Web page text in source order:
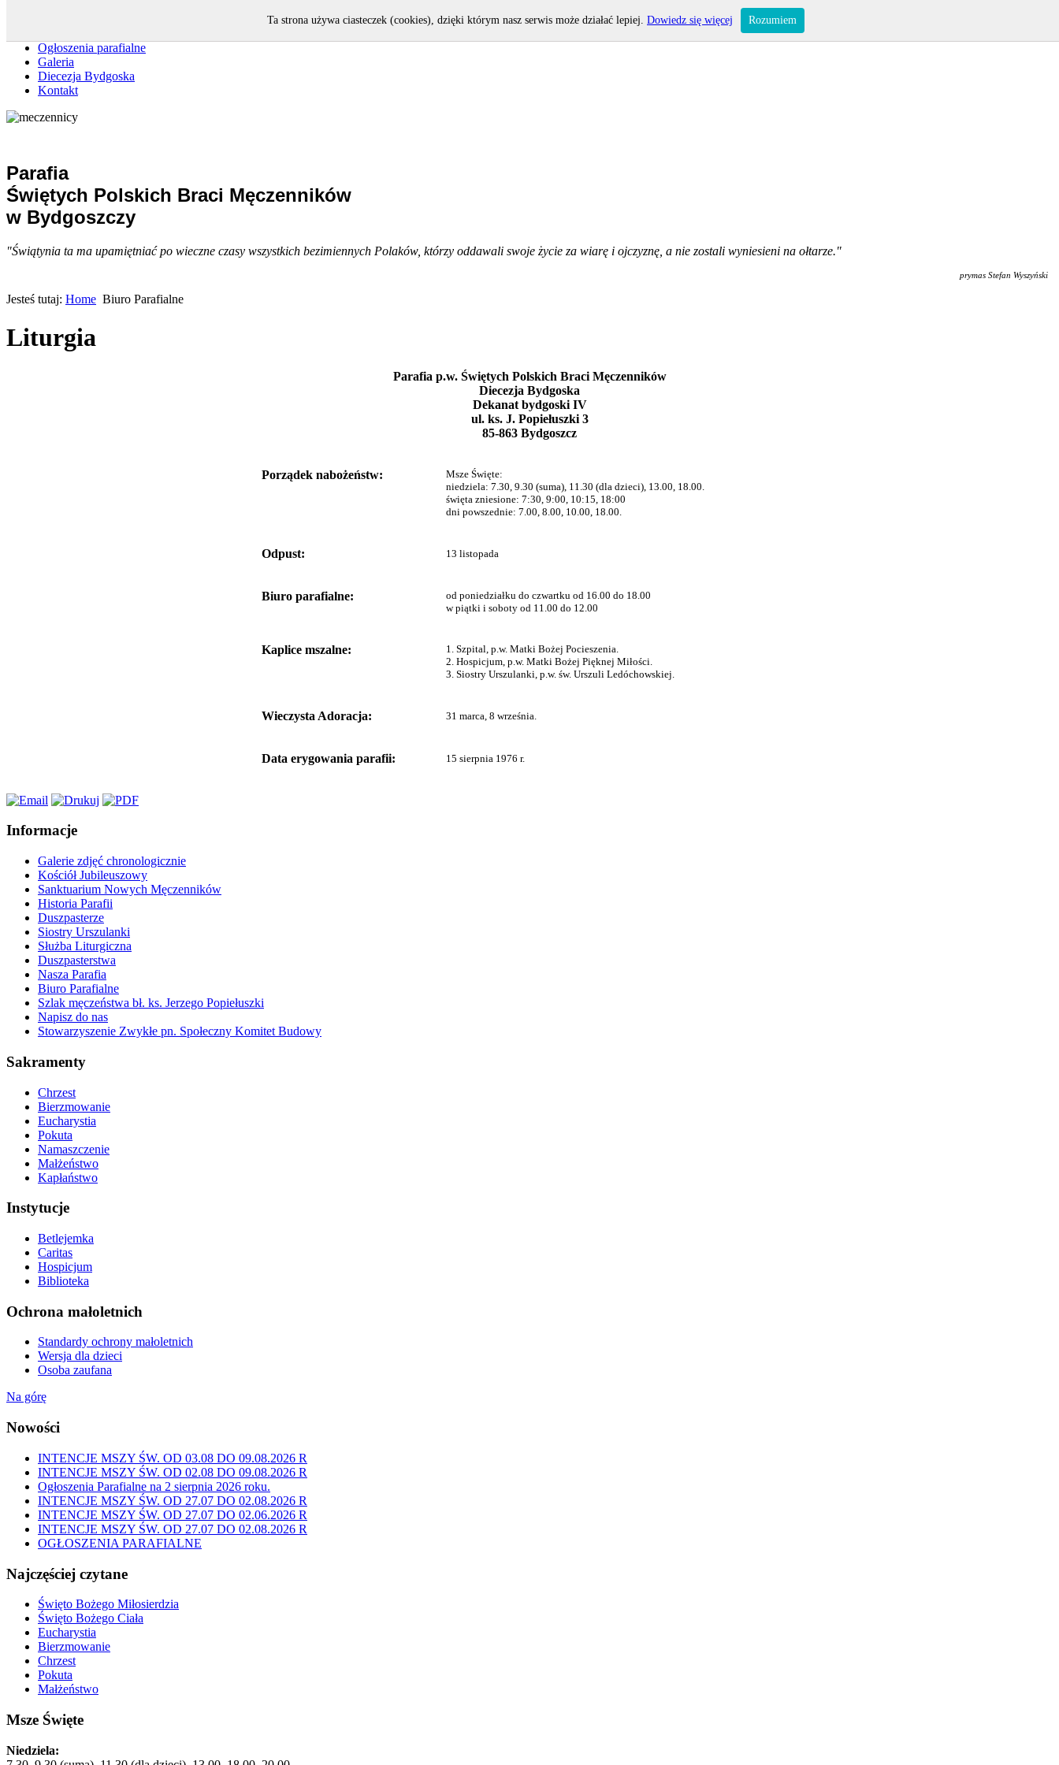
Ogłoszenia parafialne
Galeria
Diecezja Bydgoska
Kontakt
Parafia
Świętych Polskich Braci Męczenników
w Bydgoszczy
"Świątynia ta ma upamiętniać po wieczne czasy wszystkich bezimiennych Polaków, którzy oddawali swoje życie za wiarę i ojczyznę, a nie zostali wyniesieni na ołtarze."
prymas Stefan Wyszyński
Jesteś tutaj: Home Biuro Parafialne
Liturgia
Parafia p.w. Świętych Polskich Braci Męczenników
Diecezja Bydgoska
Dekanat bydgoski IV
ul. ks. J. Popiełuszki 3
85-863 Bydgoszcz
Porządek nabożeństw:
Msze Święte:
niedziela: 7.30, 9.30 (suma), 11.30 (dla dzieci), 13.00, 18.00.
święta zniesione: 7:30, 9:00, 10:15, 18:00
dni powszednie: 7.00, 8.00, 10.00, 18.00.
Odpust: 13 listopada
Biuro parafialne:
od poniedziałku do czwartku od 16.00 do 18.00
w piątki i soboty od 11.00 do 12.00
Kaplice mszalne:
1. Szpital, p.w. Matki Bożej Pocieszenia.
2. Hospicjum, p.w. Matki Bożej Pięknej Miłości.
3. Siostry Urszulanki, p.w. św. Urszuli Ledóchowskiej.
Wieczysta Adoracja: 31 marca, 8 września.
Data erygowania parafii: 15 sierpnia 1976 r.
Informacje
Galerie zdjęć chronologicznie
Kościół Jubileuszowy
Sanktuarium Nowych Męczenników
Historia Parafii
Duszpasterze
Siostry Urszulanki
Służba Liturgiczna
Duszpasterstwa
Nasza Parafia
Biuro Parafialne
Szlak męczeństwa bł. ks. Jerzego Popiełuszki
Napisz do nas
Stowarzyszenie Zwykłe pn. Społeczny Komitet Budowy
Sakramenty
Chrzest
Bierzmowanie
Eucharystia
Pokuta
Namaszczenie
Małżeństwo
Kapłaństwo
Instytucje
Betlejemka
Caritas
Hospicjum
Biblioteka
Ochrona małoletnich
Standardy ochrony małoletnich
Wersja dla dzieci
Osoba zaufana
Na górę
Nowości
INTENCJE MSZY ŚW. OD 03.08 DO 09.08.2026 R
INTENCJE MSZY ŚW. OD 02.08 DO 09.08.2026 R
Ogłoszenia Parafialne na 2 sierpnia 2026 roku.
INTENCJE MSZY ŚW. OD 27.07 DO 02.08.2026 R
INTENCJE MSZY ŚW. OD 27.07 DO 02.06.2026 R
INTENCJE MSZY ŚW. OD 27.07 DO 02.08.2026 R
OGŁOSZENIA PARAFIALNE
Najczęściej czytane
Święto Bożego Miłosierdzia
Święto Bożego Ciała
Eucharystia
Bierzmowanie
Chrzest
Pokuta
Małżeństwo
Msze Święte
Niedziela:
Ta strona używa ciasteczek (cookies), dzięki którym nasz serwis może działać lepiej. Dowiedz się więcej Rozumiem